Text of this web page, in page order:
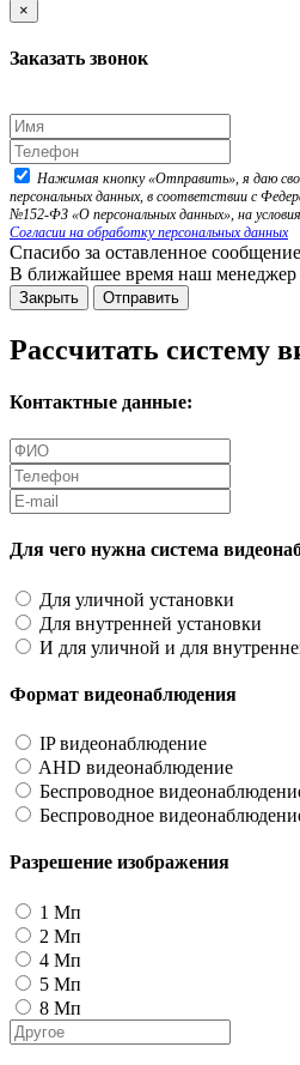
×
Заказать звонок
Нажимая кнопку «Отправить», я даю
персональных данных, в соответствии с
№152-ФЗ «О персональных данных», на
Согласии на обработку персональных данных
Спасибо за оставленное
В ближайшее время наш менеджер
Закрыть Отправить
Рассчитать систему
Контактные данные:
Для чего нужна система
Для уличной установки
Для внутренней установки
И для уличной и для
Формат видеонаблюдения
IP видеонаблюдение
AHD видеонаблюдение
Беспроводное
Беспроводное
Разрешение изображения
1 Мп
2 Мп
4 Мп
5 Мп
8 Мп